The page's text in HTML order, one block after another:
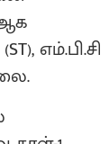
எம்.பி.சி